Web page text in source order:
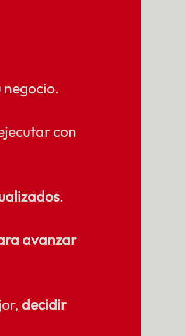
con
.
avanzar
decidir